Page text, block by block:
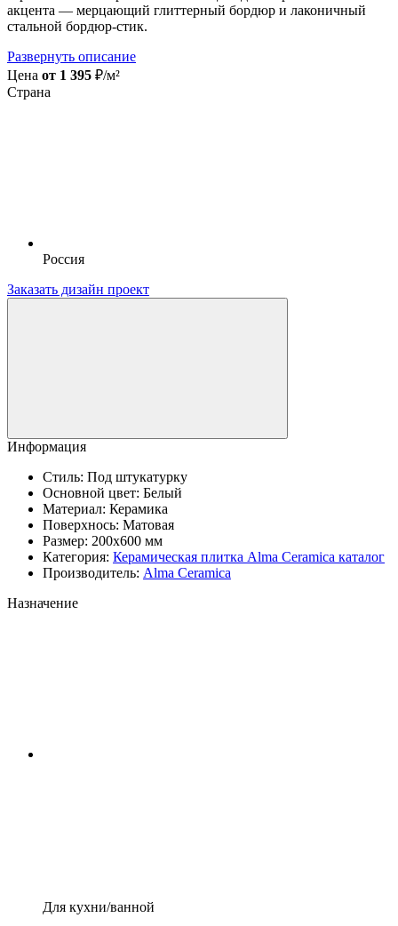
акцента — мерцающий глиттерный бордюр и лаконичный
стальной бордюр-стик.
Развернуть описание
Цена от 1 395 ₽/м²
Страна
Россия
Заказать дизайн проект
Информация
Стиль: Под штукатурку
Основной цвет: Белый
Материал: Керамика
Поверхнось: Матовая
Размер: 200x600 мм
Категория: Керамическая плитка Аlma Ceramica каталог
Производитель: Alma Ceramica
Назначение
Для кухни/ванной